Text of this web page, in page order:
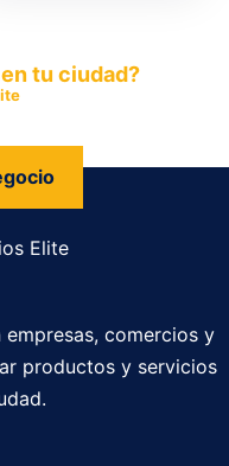
tu ciudad?
comercios y
productos y servicios